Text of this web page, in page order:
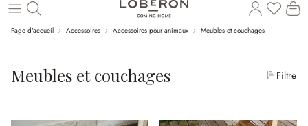
Revenir au contenu principal
Page d'accueil Accessoires Accessoires pour animaux Meubles et couchages
Meubles et couchages Filtre